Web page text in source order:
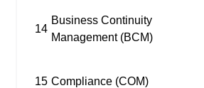
14
Business Continuity
Management (BCM)
15 Compliance (COM)